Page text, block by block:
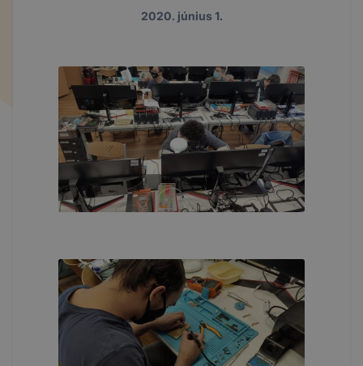
2020. június 1.